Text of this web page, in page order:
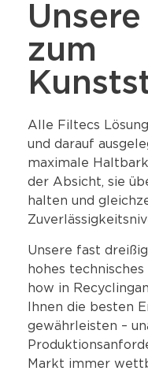
zum
Alle Filtecs
und darauf
maximale
der Absicht, sie
halten und
Unsere fast
hohes
how in
Ihnen die besten
gewährleisten –
Markt immer